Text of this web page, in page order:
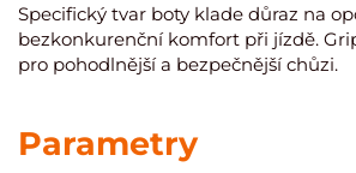
Specifický tvar boty klade důraz na
bezkonkurenční komfort při jízdě.
pro pohodlnější a bezpečnější chůzi.
Parametry